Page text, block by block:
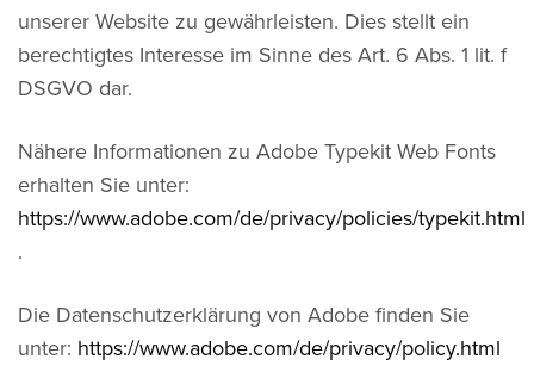
unserer Website zu gewährleisten. Dies stellt ein
berechtigtes Interesse im Sinne des Art. 6 Abs. 1 lit. f
DSGVO dar.
Nähere Informationen zu Adobe Typekit Web Fonts
erhalten Sie unter:
https://www.adobe.com/de/privacy/policies/typekit.html
.
Die Datenschutzerklärung von Adobe finden Sie
unter: https://www.adobe.com/de/privacy/policy.html